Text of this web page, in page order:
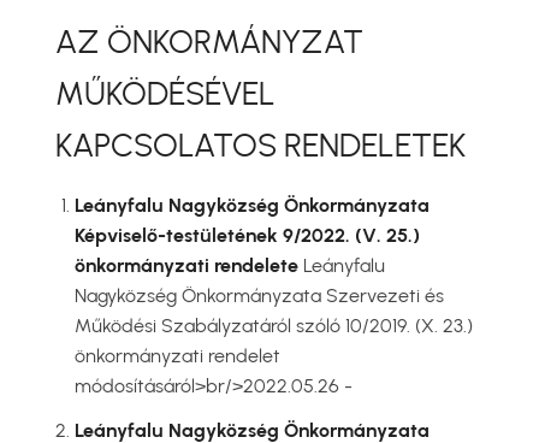
AZ ÖNKORMÁNYZAT
MŰKÖDÉSÉVEL
KAPCSOLATOS RENDELETEK
Leányfalu Nagyközség Önkormányzata
Képviselő-testületének 9/2022. (V. 25.)
önkormányzati rendelete Leányfalu
Nagyközség Önkormányzata Szervezeti és
Működési Szabályzatáról szóló 10/2019. (X. 23.)
önkormányzati rendelet
módosításáról>br/>2022.05.26 -
Leányfalu Nagyközség Önkormányzata